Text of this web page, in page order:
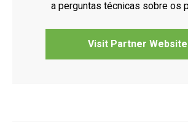
a perguntas técnicas sobre os
Visit Partner Website